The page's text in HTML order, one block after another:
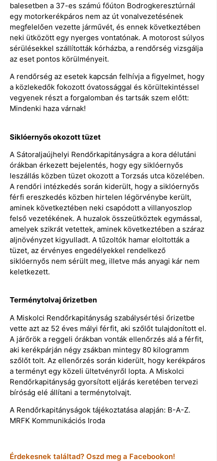
balesetben a 37-es számú főúton Bodrogkeresztúrnál
egy motorkerékpáros nem az út vonalvezetésének
megfelelően vezette járművét, és ennek következtében
neki ütközött egy nyerges vontatónak. A motorost súlyos
sérülésekkel szállították kórházba, a rendőrség vizsgálja
az eset pontos körülményeit.
A rendőrség az esetek kapcsán felhívja a figyelmet, hogy
a közlekedők fokozott óvatossággal és körültekintéssel
vegyenek részt a forgalomban és tartsák szem előtt:
Mindenki haza várnak!
Siklóernyős okozott tüzet
A Sátoraljaújhelyi Rendőrkapitányságra a kora délutáni
órákban érkezett bejelentés, hogy egy siklóernyős
leszállás közben tüzet okozott a Torzsás utca közelében.
A rendőri intézkedés során kiderült, hogy a siklóernyős
férfi ereszkedés közben hirtelen légörvénybe került,
aminek következtében neki csapódott a villanyoszlop
felső vezetékének. A huzalok összeütköztek egymással,
amelyek szikrát vetettek, aminek következtében a száraz
aljnövényzet kigyulladt. A tűzoltók hamar eloltották a
tüzet, az érvényes engedélyekkel rendelkező
siklóernyős nem sérült meg, illetve más anyagi kár nem
keletkezett.
Terménytolvaj őrizetben
A Miskolci Rendőrkapitányság szabálysértési őrizetbe
vette azt az 52 éves mályi férfit, aki szőlőt tulajdonított el.
A járőrök a reggeli órákban vonták ellenőrzés alá a férfit,
aki kerékpárján négy zsákban mintegy 80 kilogramm
szőlőt tolt. Az ellenőrzés során kiderült, hogy kerékpáros
a terményt egy közeli ültetvényről lopta. A Miskolci
Rendőrkapitányság gyorsított eljárás keretében tervezi
bíróság elé állítani a terménytolvajt.
A Rendőrkapitányságok tájékoztatása alapján: B-A-Z.
MRFK Kommunikációs Iroda
Érdekesnek találtad? Oszd meg a Facebookon!